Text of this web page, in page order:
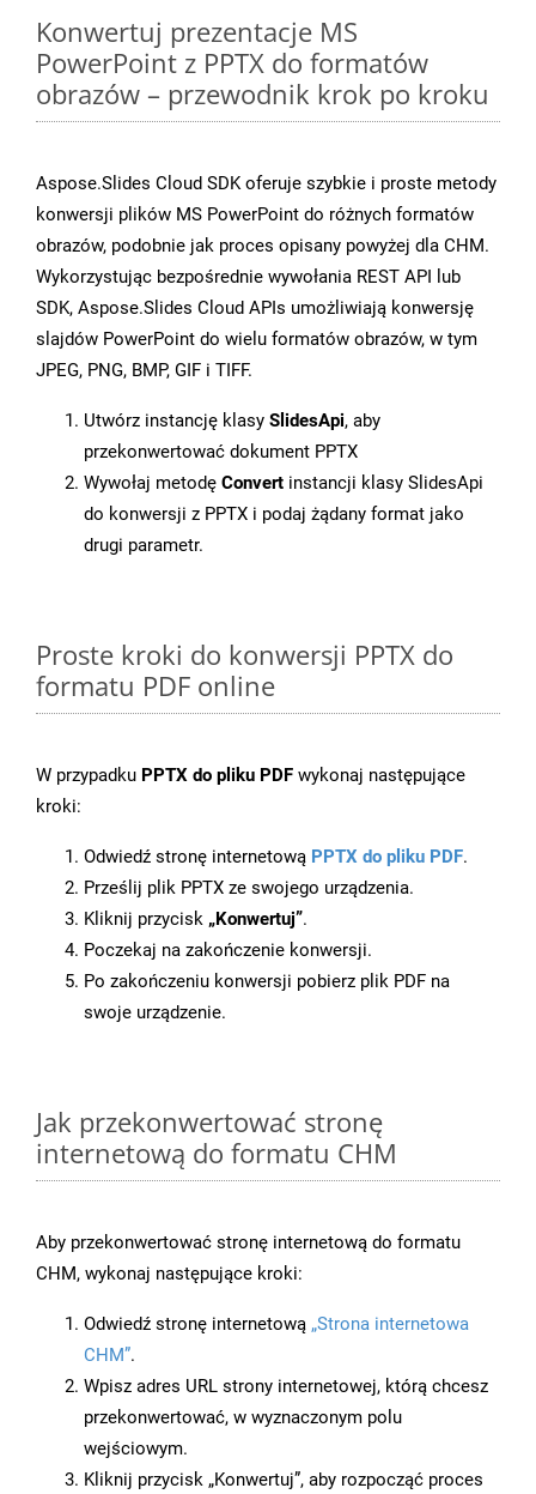
Konwertuj prezentacje MS
PowerPoint z PPTX do formatów
obrazów – przewodnik krok po kroku
Aspose.Slides Cloud SDK oferuje szybkie i proste metody
konwersji plików MS PowerPoint do różnych formatów
obrazów, podobnie jak proces opisany powyżej dla CHM.
Wykorzystując bezpośrednie wywołania REST API lub
SDK, Aspose.Slides Cloud APIs umożliwiają konwersję
slajdów PowerPoint do wielu formatów obrazów, w tym
JPEG, PNG, BMP, GIF i TIFF.
Utwórz instancję klasy SlidesApi, aby
przekonwertować dokument PPTX
Wywołaj metodę Convert instancji klasy SlidesApi
do konwersji z PPTX i podaj żądany format jako
drugi parametr.
Proste kroki do konwersji PPTX do
formatu PDF online
W przypadku PPTX do pliku PDF wykonaj następujące
kroki:
Odwiedź stronę internetową PPTX do pliku PDF.
Prześlij plik PPTX ze swojego urządzenia.
Kliknij przycisk „Konwertuj”.
Poczekaj na zakończenie konwersji.
Po zakończeniu konwersji pobierz plik PDF na
swoje urządzenie.
Jak przekonwertować stronę
internetową do formatu CHM
Aby przekonwertować stronę internetową do formatu
CHM, wykonaj następujące kroki:
Odwiedź stronę internetową „Strona internetowa
CHM”.
Wpisz adres URL strony internetowej, którą chcesz
przekonwertować, w wyznaczonym polu
wejściowym.
Kliknij przycisk „Konwertuj”, aby rozpocząć proces